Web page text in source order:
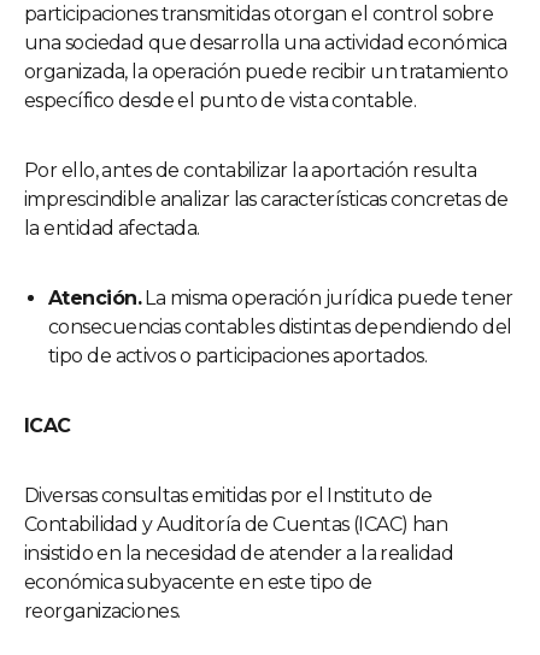
participaciones transmitidas otorgan el control sobre
una sociedad que desarrolla una actividad económica
organizada, la operación puede recibir un tratamiento
específico desde el punto de vista contable.
Por ello, antes de contabilizar la aportación resulta
imprescindible analizar las características concretas de
la entidad afectada.
Atención.La misma operación jurídica puede tener
consecuencias contables distintas dependiendo del
tipo de activos o participaciones aportados.
ICAC
Diversas consultas emitidas por el Instituto de
Contabilidad y Auditoría de Cuentas (ICAC) han
insistido en la necesidad de atender a la realidad
económica subyacente en este tipo de
reorganizaciones.